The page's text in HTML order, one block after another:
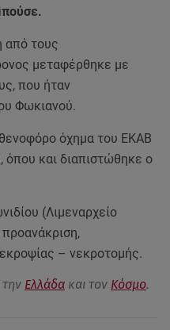
από τους
μεταφέρθηκε με
που ήταν
Φωκιανού.
όχημα του ΕΚΑΒ
όπου και διαπιστώθηκε ο
(Λιμεναρχείο
– νεκροτομής.
Ελλάδα και τον Κόσμο.